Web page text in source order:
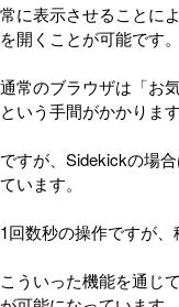
常に表示させることに
を開くことが可能です。
通常のブラウザは「お
という手間がかかります
ですが、Sidekickの場
ています。
1回数秒の操作ですが、
こういった機能を通じ